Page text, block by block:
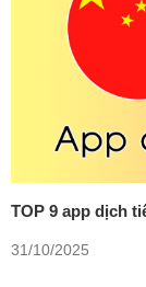
TOP 9 app dịch
31/10/2025